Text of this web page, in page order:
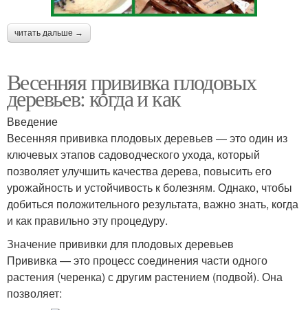
читать дальше →
Весенняя прививка плодовых
деревьев: когда и как
Введение
Весенняя прививка плодовых деревьев — это один из
ключевых этапов садоводческого ухода, который
позволяет улучшить качества дерева, повысить его
урожайность и устойчивость к болезням. Однако, чтобы
добиться положительного результата, важно знать, когда
и как правильно эту процедуру.
Значение прививки для плодовых деревьев
Прививка — это процесс соединения части одного
растения (черенка) с другим растением (подвой). Она
позволяет: